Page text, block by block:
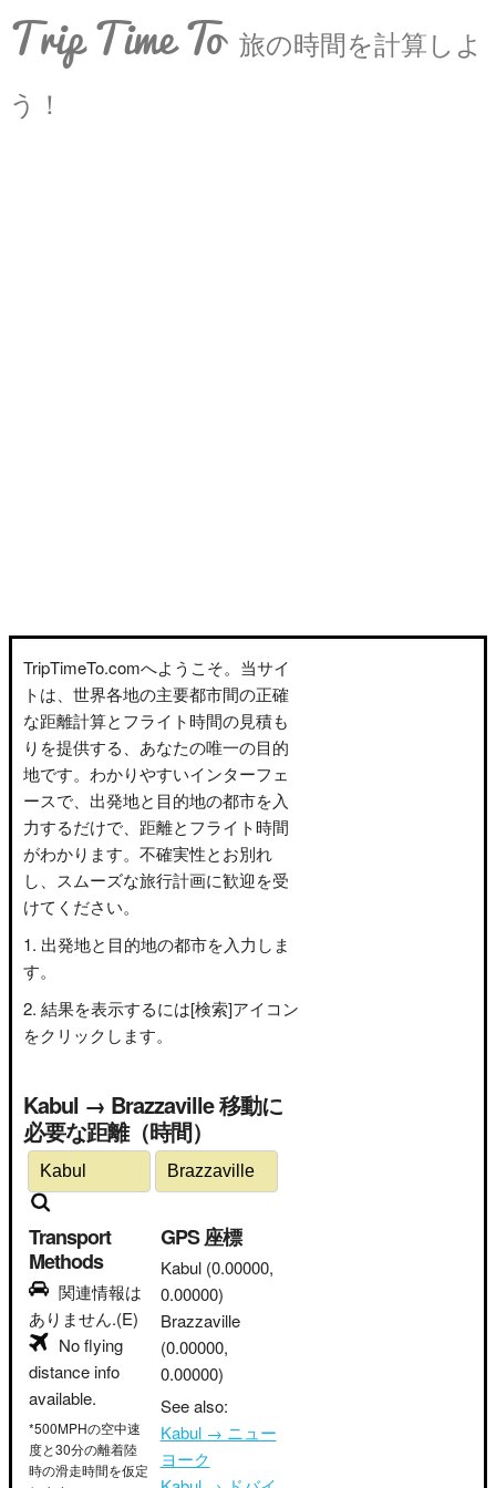
Trip Time To 旅の時間を計算しよ
う！
TripTimeTo.comへようこそ。当サイ
トは、世界各地の主要都市間の正確
な距離計算とフライト時間の見積も
りを提供する、あなたの唯一の目的
地です。わかりやすいインターフェ
ースで、出発地と目的地の都市を入
力するだけで、距離とフライト時間
がわかります。不確実性とお別れ
し、スムーズな旅行計画に歓迎を受
けてください。
出発地と目的地の都市を入力しま
す。
結果を表示するには[検索]アイコン
をクリックします。
Kabul → Brazzaville 移動に
必要な距離（時間）
Transport
Methods
関連情報は
ありません.(E)
No flying
distance info
available.
*500MPHの空中速
度と30分の離着陸
時の滑走時間を仮定
GPS 座標
Kabul (0.00000,
0.00000)
Brazzaville
(0.00000,
0.00000)
See also:
Kabul → ニュー
ヨーク